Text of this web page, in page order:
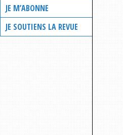
JE M’ABONNE
JE SOUTIENS LA REVUE